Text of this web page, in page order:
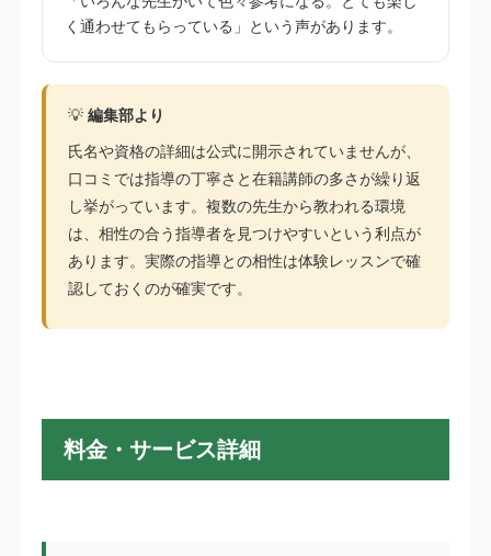
く通わせてもらっている」という声があります。
💡 編集部より
氏名や資格の詳細は公式に開示されていませんが、
口コミでは指導の丁寧さと在籍講師の多さが繰り返
し挙がっています。複数の先生から教われる環境
は、相性の合う指導者を見つけやすいという利点が
あります。実際の指導との相性は体験レッスンで確
認しておくのが確実です。
料金・サービス詳細